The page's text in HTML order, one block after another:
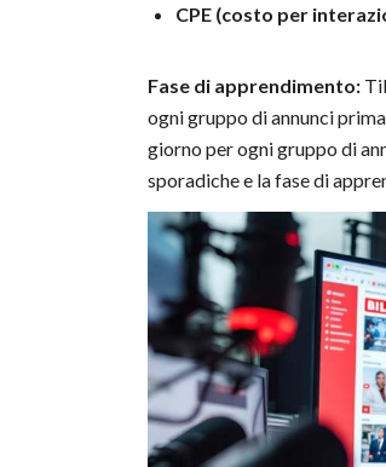
CPE (costo per
Fase di apprendimento:
ogni gruppo di annunci
giorno per ogni gruppo di
sporadiche e la fase di